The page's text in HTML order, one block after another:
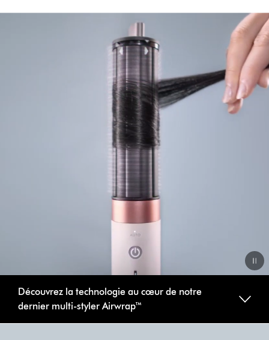
Transcript
vidéo
Découvrez la technologie au cœur de notre
dernier multi-styler Airwrap™